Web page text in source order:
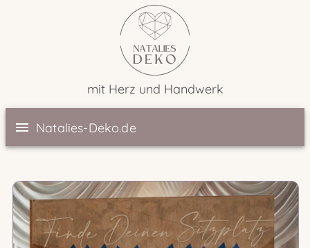
mit Herz und Handwerk
Natalies-Deko.de